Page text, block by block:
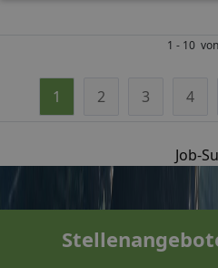
1 - 10
1 2 3 4
Job-